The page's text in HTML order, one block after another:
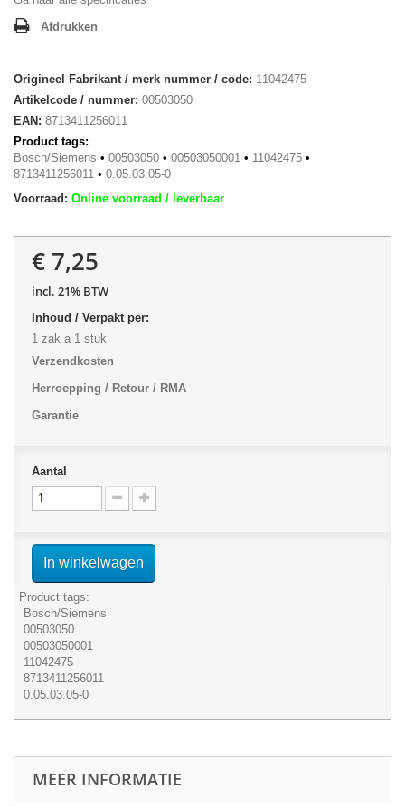
Afdrukken
Origineel Fabrikant / merk nummer / code: 11042475
Artikelcode / nummer: 00503050
EAN: 8713411256011
Product tags:
Bosch/Siemens • 00503050 • 00503050001 • 11042475 •
8713411256011 • 0.05.03.05-0
Voorraad: Online voorraad / leverbaar
€ 7,25
incl. 21% BTW
Inhoud / Verpakt per:
1 zak a 1 stuk
Verzendkosten
Herroepping / Retour / RMA
Garantie
Aantal
In winkelwagen
Product tags:
Bosch/Siemens
00503050
00503050001
11042475
8713411256011
0.05.03.05-0
MEER INFORMATIE